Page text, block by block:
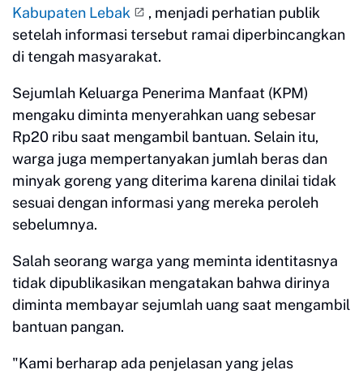
Kabupaten Lebak
, menjadi perhatian publik
setelah informasi tersebut ramai diperbincangkan
di tengah masyarakat.
Sejumlah Keluarga Penerima Manfaat (KPM)
mengaku diminta menyerahkan uang sebesar
Rp20 ribu saat mengambil bantuan. Selain itu,
warga juga mempertanyakan jumlah beras dan
minyak goreng yang diterima karena dinilai tidak
sesuai dengan informasi yang mereka peroleh
sebelumnya.
Salah seorang warga yang meminta identitasnya
tidak dipublikasikan mengatakan bahwa dirinya
diminta membayar sejumlah uang saat mengambil
bantuan pangan.
"Kami berharap ada penjelasan yang jelas